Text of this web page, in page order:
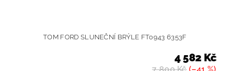
TOM FORD SLUNEČNÍ BRÝLE FT0943 6353F
7 800 Kč(–41 %)
4 582 Kč